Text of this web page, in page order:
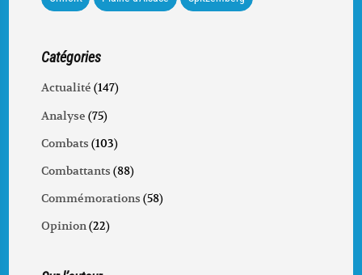
Catégories
Actualité (147)
Analyse (75)
Combats (103)
Combattants (88)
Commémorations (58)
Opinion(22)